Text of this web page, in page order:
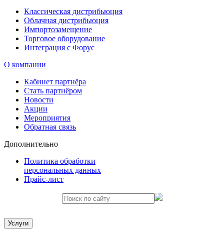
Классическая дистрибьюция
Облачная дистрибьюция
Импортозамещение
Торговое оборудование
Интеграция с Форус
О компании
Кабинет партнёра
Стать партнёром
Новости
Акции
Мероприятия
Обратная связь
Дополнительно
Политика обработки
персональных данных
Прайс-лист
Услуги